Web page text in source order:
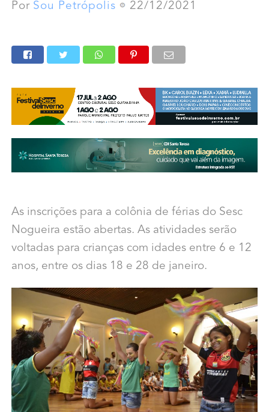
Por Sou Petrópolis 22/12/2021
As inscrições para a colônia de férias do Sesc
Nogueira estão abertas. As atividades serão
voltadas para crianças com idades entre 6 e 12
anos, entre os dias 18 e 28 de janeiro.